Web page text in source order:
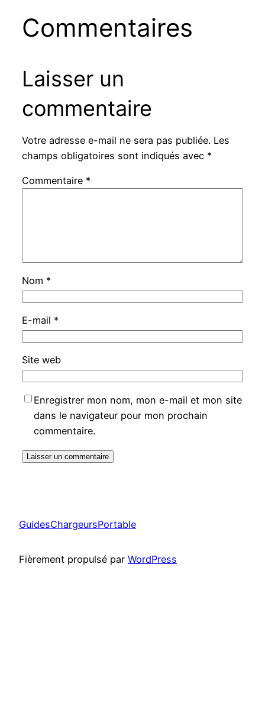
Commentaires
Laisser un
commentaire
Votre adresse e-mail ne sera pas publiée. Les
champs obligatoires sont indiqués avec *
Commentaire *
Nom *
E-mail *
Site web
Enregistrer mon nom, mon e-mail et mon site
dans le navigateur pour mon prochain
commentaire.
GuidesChargeursPortable
Fièrement propulsé par WordPress